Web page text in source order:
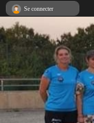
Se connecter
Panneau de gestion des cookies